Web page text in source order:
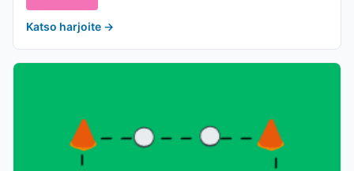
Katso harjoite →